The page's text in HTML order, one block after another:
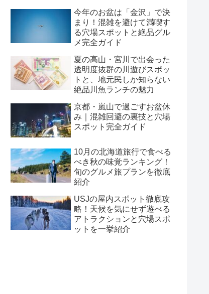
今年のお盆は「金沢」で決
まり！混雑を避けて満喫す
る穴場スポットと絶品グル
メ完全ガイド
夏の高山・宮川で出会った
透明度抜群の川遊びスポッ
トと、地元民しか知らない
絶品川魚ランチの魅力
京都・嵐山で過ごすお盆休
み｜混雑回避の裏技と穴場
スポット完全ガイド
10月の北海道旅行で食べる
べき秋の味覚ランキング！
旬のグルメ旅プランを徹底
紹介
USJの屋内スポット徹底攻
略！天候を気にせず遊べる
アトラクションと穴場スポ
ットを一挙紹介